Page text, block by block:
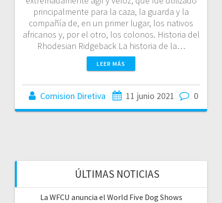
principalmente para la caza, la guarda y la
compañía de, en un primer lugar, los nativos
africanos y, por el otro, los colonos. Historia del
Rhodesian Ridgeback La historia de la…
LEER MÁS
Comision Diretiva 11 junio 2021 0
ÚLTIMAS NOTICIAS
La WFCU anuncia el World Five Dog Shows